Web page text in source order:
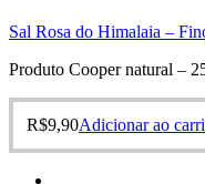
Sal Rosa do Himalaia –
Produto Cooper natural –
R$9,90Adicionar ao